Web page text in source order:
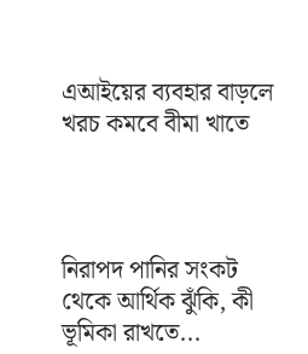
এআইয়ের ব্যবহার বাড়লে
খরচ কমবে বীমা খাতে
নিরাপদ পানির সংকট
থেকে আর্থিক ঝুঁকি, কী
ভূমিকা রাখতে...